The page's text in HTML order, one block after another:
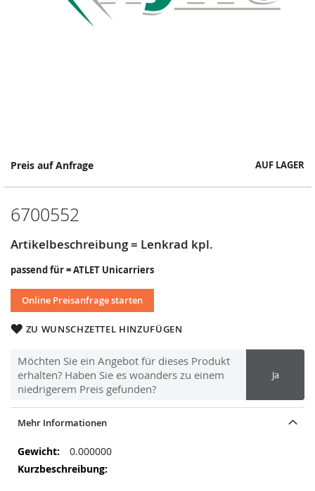
Preis auf Anfrage AUF LAGER
6700552
Artikelbeschreibung = Lenkrad kpl.
passend für = ATLET Unicarriers
Online Preisanfrage starten
ZU WUNSCHZETTEL HINZUFÜGEN
Möchten Sie ein Angebot für dieses Produkt
erhalten? Haben Sie es woanders zu einem
niedrigerem Preis gefunden?
Ja
Springe
Anfang
Bildergalerie
Mehr Informationen
Mehr
Informationen
0.000000